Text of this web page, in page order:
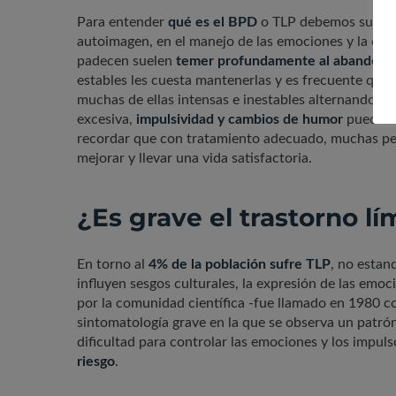
Para entender qué es el BPD o TLP debemos
autoimagen, en el manejo de las emociones y la
padecen suelen temer profundamente al abandono
estables les cuesta mantenerlas y es frecuente
muchas de ellas intensas e inestables alternando
excesiva, impulsividad y cambios de humor pueden
recordar que con tratamiento adecuado, muchas
mejorar y llevar una vida satisfactoria.
¿Es grave el trastorno
En torno al 4% de la población sufre TLP, no
influyen sesgos culturales, la expresión de las
por la comunidad científica -fue llamado en 1980
sintomatología grave en la que se observa un
dificultad para controlar las emociones y los
riesgo.